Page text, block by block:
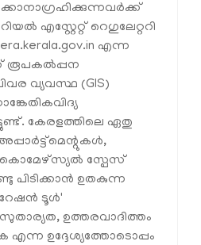
എസ്റ്റേറ്റ് റെഗുലേറ്ററി
എന്ന
രൂപകൽപ്പന
വ്യവസ്ഥ (GIS)
കേരളത്തിലെ ഏതു
കൊമേഴ്സ്യൽ സ്പേസ്
പിടിക്കാൻ ഉതകുന്ന
ടൂൾ'
സുതാര്യത, ഉത്തരവാദിത്തം
എന്ന ഉദ്ദേശ്യത്തോടൊപ്പം